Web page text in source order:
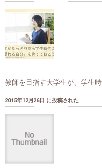
教師を目指す大学生が、学生
2015年12月26日 に投稿された